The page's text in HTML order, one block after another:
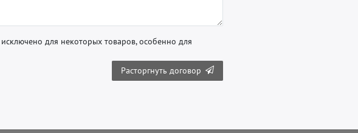
для некоторых товаров, особенно для
Расторгнуть договор